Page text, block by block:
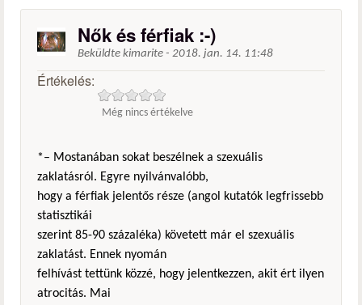
Nők és férfiak :-)
Beküldte kimarite - 2018. jan. 14. 11:48
Értékelés:
Még nincs értékelve
*– Mostanában sokat beszélnek a szexuális
zaklatásról. Egyre nyilvánvalóbb,
hogy a férfiak jelentős része (angol kutatók legfrissebb
statisztikái
szerint 85-90 százaléka) követett már el szexuális
zaklatást. Ennek nyomán
felhívást tettünk közzé, hogy jelentkezzen, akit ért ilyen
atrocitás. Mai